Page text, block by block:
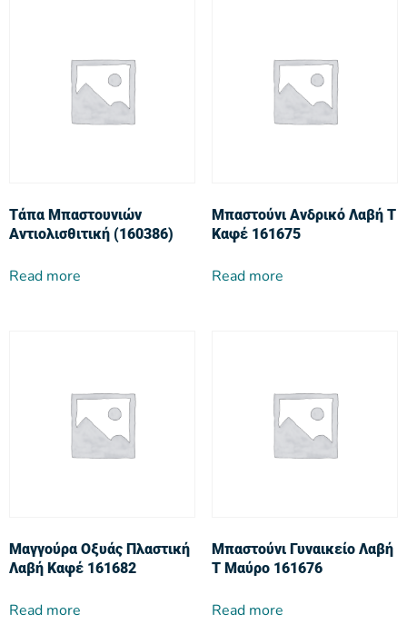
Τάπα Μπαστουνιών
Αντιολισθιτική (160386)
Read more
Μπαστούνι Ανδρικό Λαβή Τ
Καφέ 161675
Read more
Μαγγούρα Οξυάς Πλαστική
Λαβή Καφέ 161682
Read more
Μπαστούνι Γυναικείο Λαβή
Τ Μαύρο 161676
Read more